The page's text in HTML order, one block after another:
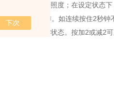
显示湿度或光照度；在设定状态
行加1、减 操作。如连续按住2秒钟
进入另一个运行状态。按加2或减2